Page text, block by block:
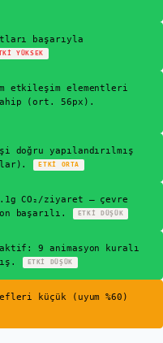
başarıyla
YÜKSEK
etkileşim elementleri
(ort. 56px).
doğru yapılandırılmış
ETKI ORTA
CO₂/ziyaret — çevre
başarılı.
ETKI DÜŞÜK
9 animasyon kuralı
ETKI DÜŞÜK
küçük (uyum %60)